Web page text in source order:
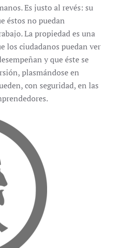
Es justo al revés: su
éstos no puedan
La propiedad es una
los ciudadanos puedan ver
y que éste se
plasmándose en
con seguridad, en las